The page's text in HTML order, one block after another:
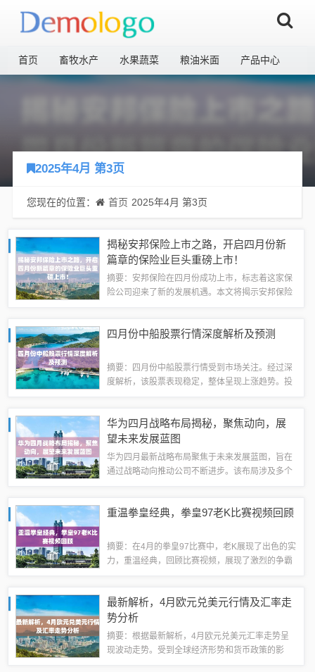
首页 畜牧水产 水果蔬菜 粮油米面 产品中心
2025年4月 第3页
您现在的位置： 首页 2025年4月 第3页
揭秘安邦保险上市之路，开启四月份新
篇章的保险业巨头重磅上市！
摘要：安邦保险在四月份成功上市，标志着这家保
险公司迎来了新的发展机遇。本文将揭示安邦保险
展注入新的动力，同时也将吸引更多投资者的...
四月份中船股票行情深度解析及预测
摘要：四月份中船股票行情受到市场关注。经过深
度解析，该股票表现稳定，整体呈现上涨趋势。投
注行业动态，谨慎投资，合理配置资产。优化...
华为四月战略布局揭秘，聚焦动向，展
望未来发展蓝图
华为四月最新战略布局聚焦于未来发展蓝图，旨在
通过战略动向推动公司不断进步。该布局涉及多个
展和长期成功。这一战略布局展现了华为对未...
重温拳皇经典，拳皇97老K比赛视频回顾
摘要：在4月的拳皇97比赛中，老K展现了出色的实
力，重温经典，回顾比赛视频，展现了激烈的争霸
技的较量，更是对经典游戏的致敬和回忆...
最新解析，4月欧元兑美元行情及汇率走
势分析
摘要：根据最新解析，4月欧元兑美元汇率走势呈
现波动走势。受到全球经济形势和货币政策的影